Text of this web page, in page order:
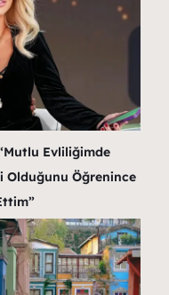
Evliliğimde
Olduğunu Öğrenince